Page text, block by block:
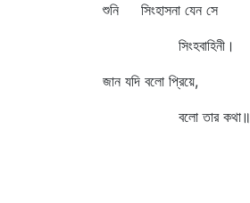
শুনি সিংহাসনা যেন সে
সিংহবাহিনী।
জান যদি বলো প্রিয়ে,
বলো তার কথা॥